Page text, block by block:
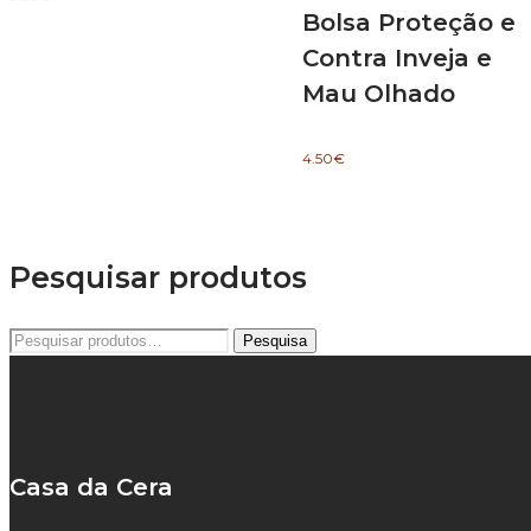
Bolsa Proteção e
Contra Inveja e
Mau Olhado
4.50€
Pesquisar produtos
Pesquisar
Pesquisa
Casa da Cera